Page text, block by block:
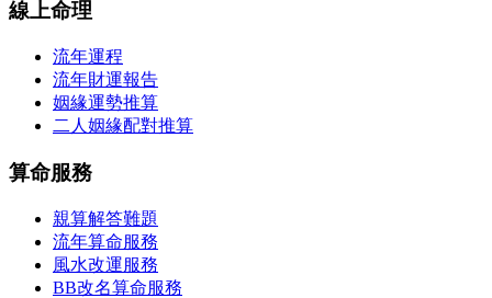
線上命理
流年運程
流年財運報告
姻緣運勢推算
二人姻緣配對推算
算命服務
親算解答難題
流年算命服務
風水改運服務
BB改名算命服務